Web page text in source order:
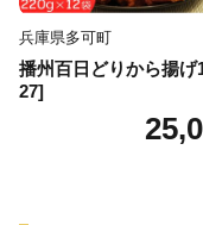
兵庫県多可町
播州百日どりから揚げ
27]